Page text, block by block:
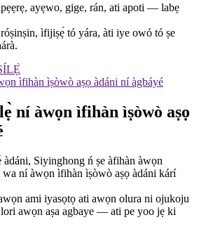
ayẹwo, gige, rán, ati apoti — labẹ
ìfijiṣẹ́ tó yára, àti iye owó tó ṣe
ní àwọn ìfihàn ìṣòwò aṣọ
àdáni, Siyinghong ń ṣe àfihàn àwọn
wa ní àwọn ìfihàn ìṣòwò aṣọ àdáni kárí
ami iyasọtọ ati awọn olura ni ojukoju
awọn aṣa agbaye — ati pe yoo jẹ ki